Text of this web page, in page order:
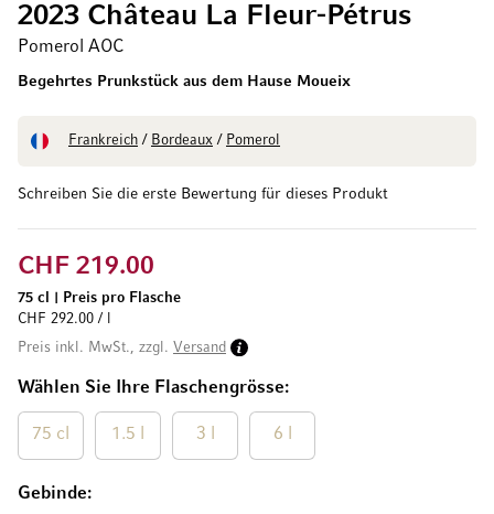
Schreiben Sie die erste Bewertung für dieses Produkt
2023 Château La Fleur-Pétrus
Pomerol AOC
Begehrtes Prunkstück aus dem Hause Moueix
Frankreich / Bordeaux / Pomerol
Wählen Sie Ihre Flaschengrösse
75 cl 1.5 l 3 l 6 l
Gebinde
CHF 219.00
75 cl
Preis pro Flasche
CHF 292.00 / l
Preis inkl. MwSt., zzgl. Versand